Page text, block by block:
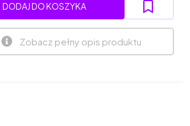
DODAJ DO KOSZYKA
Zobacz pełny opis produktu